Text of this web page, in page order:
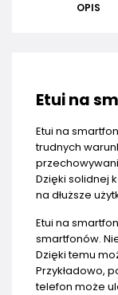
OPIS
Etui na
Etui na
trudnych
Dzięki solidnej
na dłuższe
Etui na
smartfonów.
Dzięki temu
Przykładowo,
telefon może